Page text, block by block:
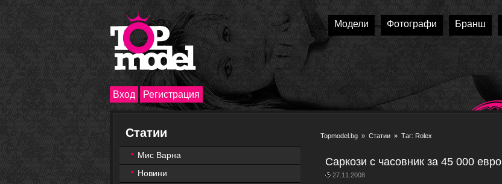
Модели Фотографи Бранш
Вход Регистрация
Статии
Мис Варна
Новини
Topmodel.bg » Статии » Таг: Rolex
Саркози с часовник за 45 000 евро
27.11.2008